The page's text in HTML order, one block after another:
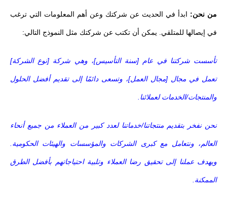
من نحن: ابدأ في الحديث عن شركتك وعن أهم المعلومات التي ترغب
في إيصالها للمتلقي. يمكن أن تكتب عن شركتك مثل النموذج التالي:
تأسست شركتنا في عام [سنة التأسيس]، وهي شركة [نوع الشركة]
تعمل في مجال [مجال العمل]، وتسعى دائمًا إلى تقديم أفضل الحلول
والمنتجات/الخدمات لعملائنا.
نحن نفخر بتقديم منتجاتنا/خدماتنا لعدد كبير من العملاء من جميع أنحاء
العالم، ونتعامل مع كبرى الشركات والمؤسسات والهيئات الحكومية.
ويهدف عملنا إلى تحقيق رضا العملاء وتلبية احتياجاتهم بأفضل الطرق
الممكنة.